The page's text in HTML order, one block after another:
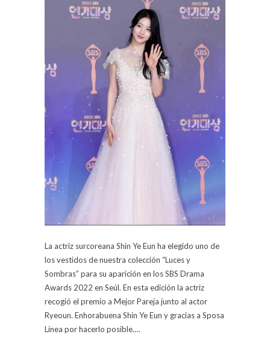
La actriz surcoreana Shin Ye Eun ha elegido uno de
los vestidos de nuestra colección “Luces y
Sombras” para su aparición en los SBS Drama
Awards 2022 en Seúl. En esta edición la actriz
recogió el premio a Mejor Pareja junto al actor
Ryeoun. Enhorabuena Shin Ye Eun y gracias a Sposa
Linea por hacerlo posible.…